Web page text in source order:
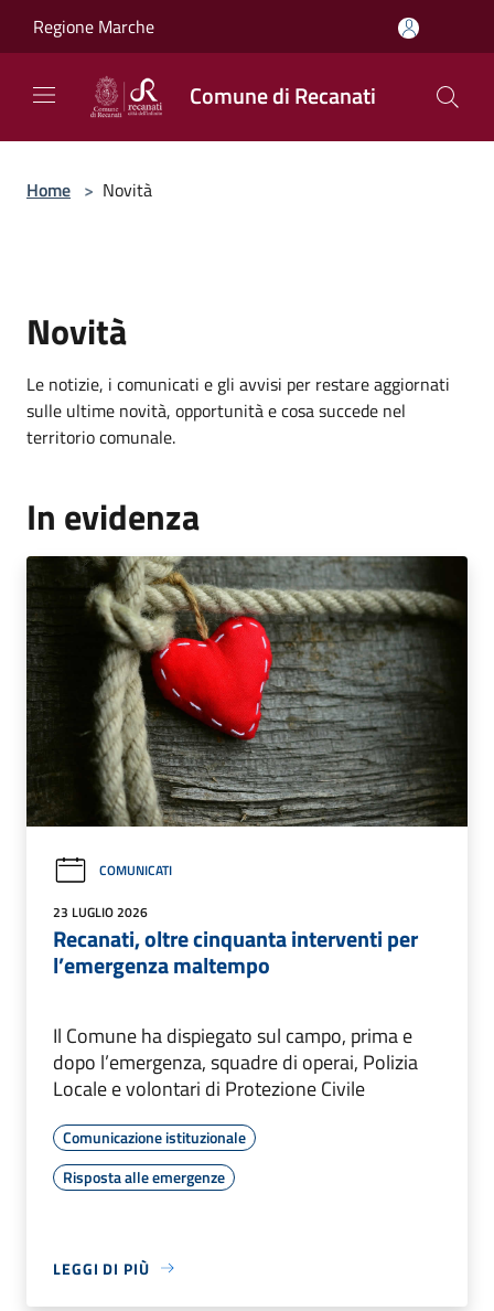
Regione Marche
Comune di Recanati
Home > Novità
Novità
Le notizie, i comunicati e gli avvisi per restare aggiornati
sulle ultime novità, opportunità e cosa succede nel
territorio comunale.
In evidenza
COMUNICATI
23 LUGLIO 2026
Recanati, oltre cinquanta interventi per
l’emergenza maltempo
Il Comune ha dispiegato sul campo, prima e
dopo l’emergenza, squadre di operai, Polizia
Locale e volontari di Protezione Civile
Comunicazione istituzionale
Risposta alle emergenze
LEGGI DI PIÙ